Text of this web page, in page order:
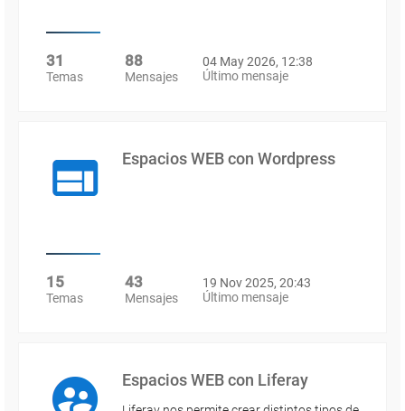
31
Temas
88
Mensajes
04 May 2026, 12:38
Último mensaje
Espacios WEB con Wordpress
15
Temas
43
Mensajes
19 Nov 2025, 20:43
Último mensaje
Espacios WEB con Liferay